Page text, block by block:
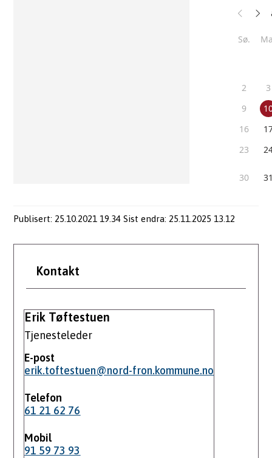
Publisert 25.10.2021 19.34 Sist endra 25.11.2025 13.12
Kontakt
Erik Tøftestuen
Tjenesteleder
E-post
erik.toftestuen@nord-fron.kommune.no
Telefon
61 21 62 76
Mobil
91 59 73 93